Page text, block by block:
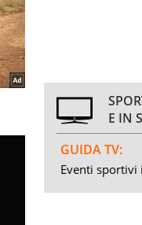
E IN
GUIDA TV:
Eventi sportivi